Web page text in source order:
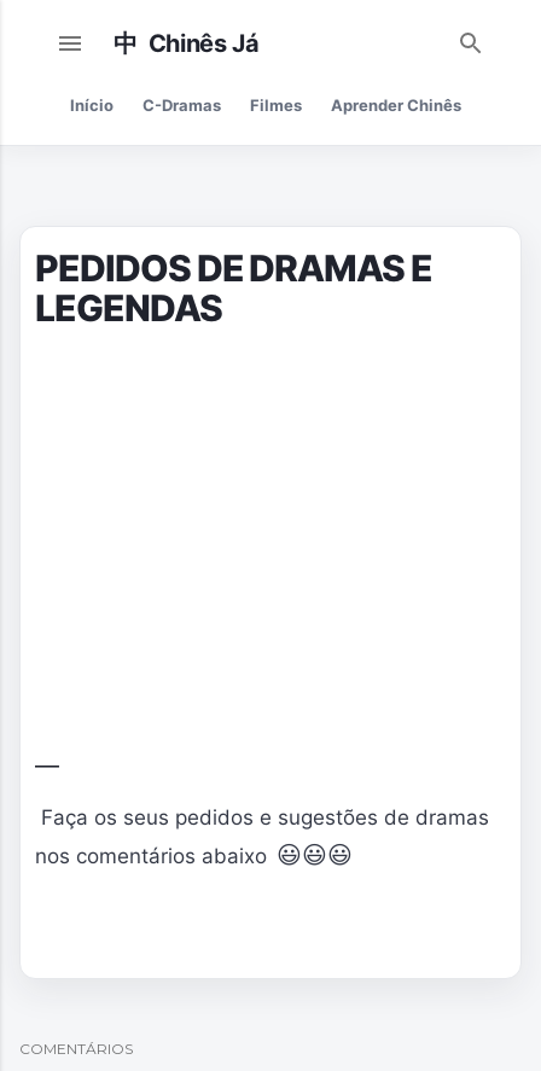
Pular para o conteúdo principal
Início C-Dramas Filmes Aprender Chinês
PEDIDOS DE DRAMAS E
LEGENDAS
Faça os seus pedidos e sugestões de dramas
nos comentários abaixo 😃😃😃
COMENTÁRIOS